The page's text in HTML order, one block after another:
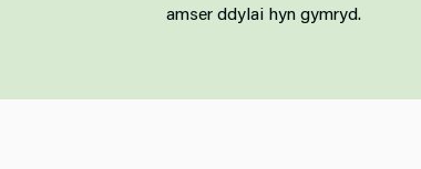
amser ddylai hyn gymryd.